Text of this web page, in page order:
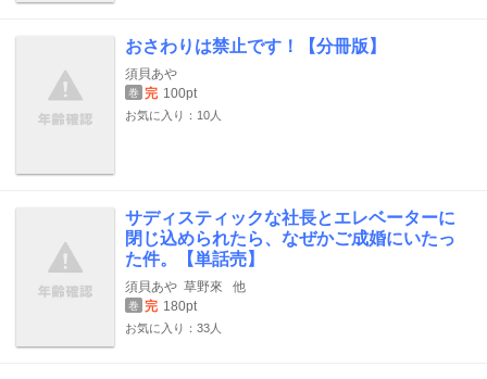
おさわりは禁止です！【分冊版】
須貝あや
巻 完 100pt
お気に入り：10人
サディスティックな社長とエレベーターに
閉じ込められたら、なぜかご成婚にいたっ
た件。【単話売】
須貝あや 草野來 他
巻 完 180pt
お気に入り：33人